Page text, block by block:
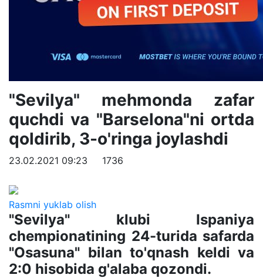
"Sevilya" mehmonda zafar
quchdi va "Barselona"ni ortda
qoldirib, 3-o'ringa joylashdi
23.02.2021 09:23 1736
Rasmni yuklab olish
"Sevilya" klubi Ispaniya
chempionatining 24-turida safarda
"Osasuna" bilan to'qnash keldi va
2:0 hisobida g'alaba qozondi.